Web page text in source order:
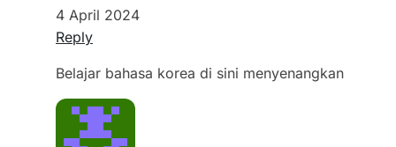
4 April 2024
Reply
Belajar bahasa korea di sini menyenangkan